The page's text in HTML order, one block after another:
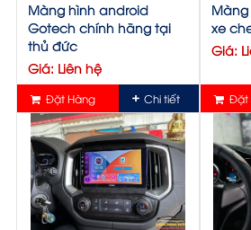
Màng hình android
Gotech chính hãng tại
thủ đức
Giá: Liên hệ
Đặt Hàng Chi tiết
xe
Giá:
Đặt